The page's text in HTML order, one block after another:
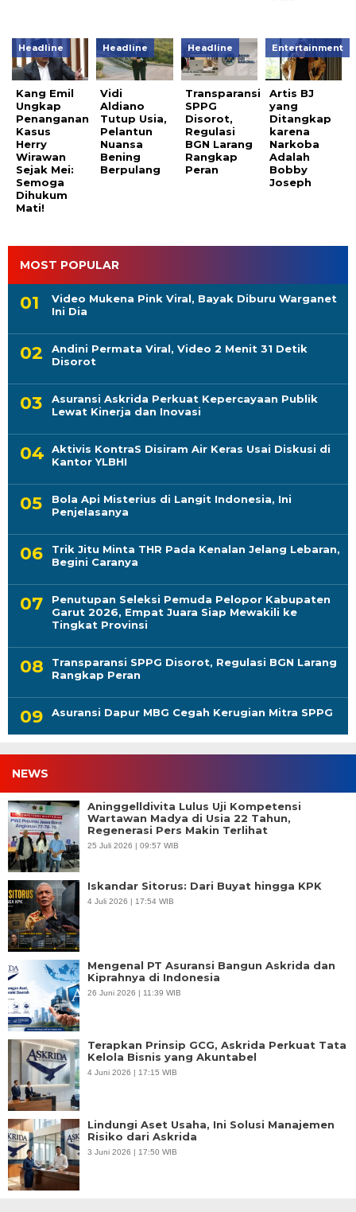
Headline
Kang Emil
Ungkap
Penanganan
Kasus
Herry
Wirawan
Sejak Mei:
Semoga
Dihukum
Mati!
Headline
Vidi
Aldiano
Tutup Usia,
Pelantun
Nuansa
Bening
Berpulang
Headline
Transparansi
SPPG
Disorot,
Regulasi
BGN Larang
Rangkap
Peran
Entertainment
Artis BJ
yang
Ditangkap
karena
Narkoba
Adalah
Bobby
Joseph
MOST POPULAR
Video Mukena Pink Viral, Bayak Diburu Warganet
Ini Dia
Andini Permata Viral, Video 2 Menit 31 Detik
Disorot
Asuransi Askrida Perkuat Kepercayaan Publik
Lewat Kinerja dan Inovasi
Aktivis KontraS Disiram Air Keras Usai Diskusi di
Kantor YLBHI
Bola Api Misterius di Langit Indonesia, Ini
Penjelasanya
Trik Jitu Minta THR Pada Kenalan Jelang Lebaran,
Begini Caranya
Penutupan Seleksi Pemuda Pelopor Kabupaten
Garut 2026, Empat Juara Siap Mewakili ke
Tingkat Provinsi
Transparansi SPPG Disorot, Regulasi BGN Larang
Rangkap Peran
Asuransi Dapur MBG Cegah Kerugian Mitra SPPG
NEWS
Aninggelldivita Lulus Uji Kompetensi
Wartawan Madya di Usia 22 Tahun,
Regenerasi Pers Makin Terlihat
25 Juli 2026 | 09:57 WIB
Iskandar Sitorus: Dari Buyat hingga KPK
4 Juli 2026 | 17:54 WIB
Mengenal PT Asuransi Bangun Askrida dan
Kiprahnya di Indonesia
26 Juni 2026 | 11:39 WIB
Terapkan Prinsip GCG, Askrida Perkuat Tata
Kelola Bisnis yang Akuntabel
4 Juni 2026 | 17:15 WIB
Lindungi Aset Usaha, Ini Solusi Manajemen
Risiko dari Askrida
3 Juni 2026 | 17:50 WIB